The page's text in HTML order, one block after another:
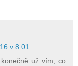
v 8:01
už vím, co